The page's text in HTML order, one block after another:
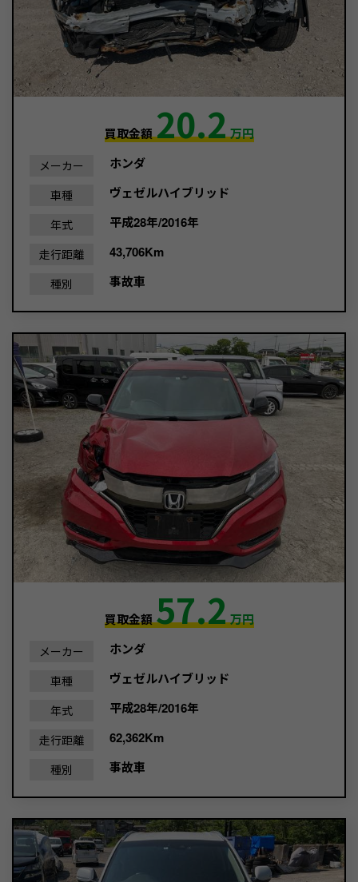
買取金額20.2万円
メーカー ホンダ
車種 ヴェゼルハイブリッド
年式 平成28年/2016年
走行距離 43,706Km
種別 事故車
買取金額57.2万円
メーカー ホンダ
車種 ヴェゼルハイブリッド
年式 平成28年/2016年
走行距離 62,362Km
種別 事故車